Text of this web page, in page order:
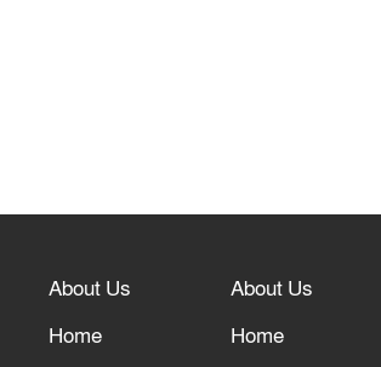
“অসহযোগ” আন্দোলনের হুমকি
দরজা খোলা রেখেছেন
About Us
Home
About Us
Home